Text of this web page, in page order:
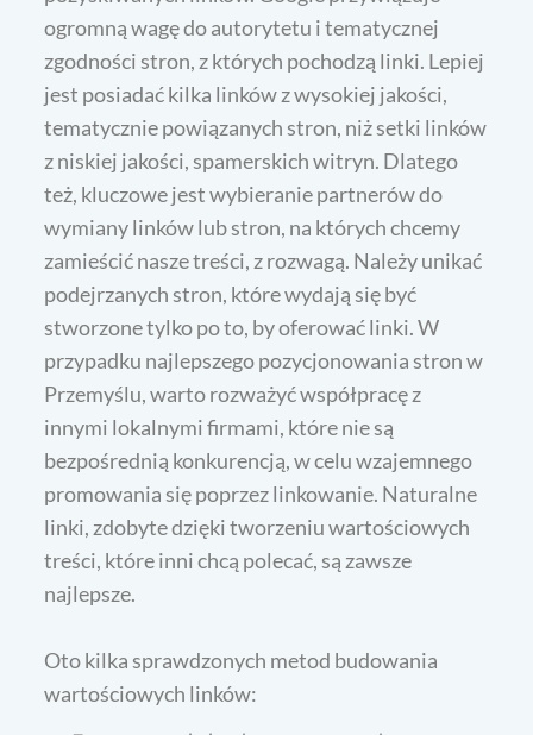
ogromną wagę do autorytetu i tematycznej
zgodności stron, z których pochodzą linki. Lepiej
jest posiadać kilka linków z wysokiej jakości,
tematycznie powiązanych stron, niż setki linków
z niskiej jakości, spamerskich witryn. Dlatego
też, kluczowe jest wybieranie partnerów do
wymiany linków lub stron, na których chcemy
zamieścić nasze treści, z rozwagą. Należy unikać
podejrzanych stron, które wydają się być
stworzone tylko po to, by oferować linki. W
przypadku najlepszego pozycjonowania stron w
Przemyślu, warto rozważyć współpracę z
innymi lokalnymi firmami, które nie są
bezpośrednią konkurencją, w celu wzajemnego
promowania się poprzez linkowanie. Naturalne
linki, zdobyte dzięki tworzeniu wartościowych
treści, które inni chcą polecać, są zawsze
najlepsze.
Oto kilka sprawdzonych metod budowania
wartościowych linków: